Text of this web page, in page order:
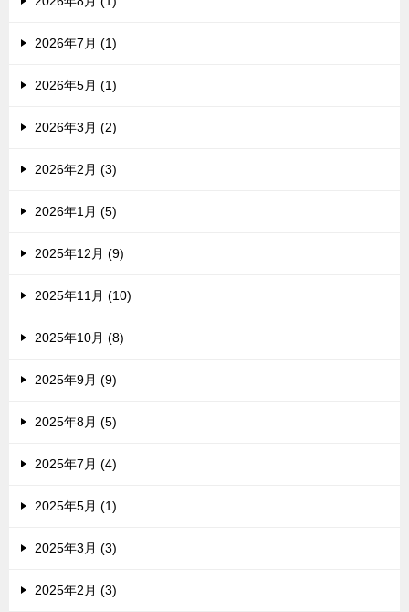
2026年7月 (1)
2026年5月 (1)
2026年3月 (2)
2026年2月 (3)
2026年1月 (5)
2025年12月 (9)
2025年11月 (10)
2025年10月 (8)
2025年9月 (9)
2025年8月 (5)
2025年7月 (4)
2025年5月 (1)
2025年3月 (3)
2025年2月 (3)